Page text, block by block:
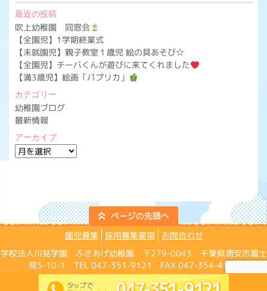
最近の投稿
吹上幼稚園 同窓会
【全園児】1学期終業式
【未就園児】親子教室１歳児 絵の具あそび☆
【全園児】チーバくんが遊びに来てくれました
【満3歳児】絵画「パプリカ」
カテゴリー
幼稚園ブログ
最新情報
アーカイブ
ア
園児募集 採用募集要項
お問合わせ
学校法人川見学園 ふきあげ幼稚園 〒279-0043 千葉県浦安市富士
見5-10-1 TEL 047-351-9121 FAX 047-354-4574
Copyright ©Fukiage Kindergarten